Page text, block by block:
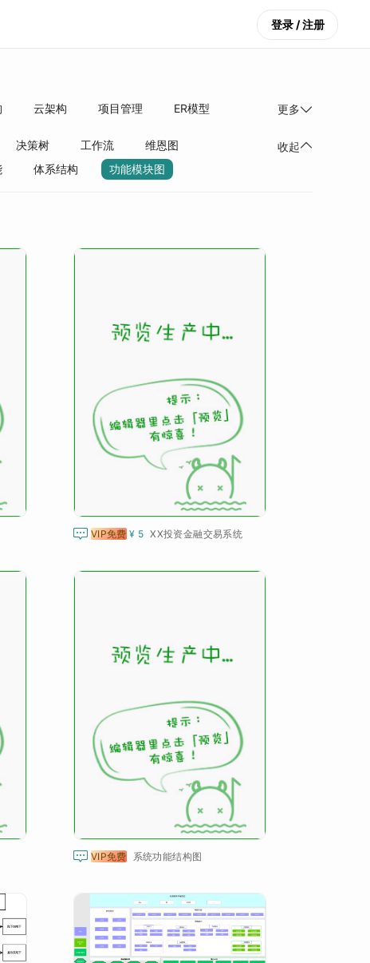
登录 / 注册
云架构 项目管理
ER模型
更多
决策树 工作流
维恩图
体系结构 功能模块图
收起
 VIP免费 ¥ 5 XX投资金融交易系统
 VIP免费 系统功能结构图